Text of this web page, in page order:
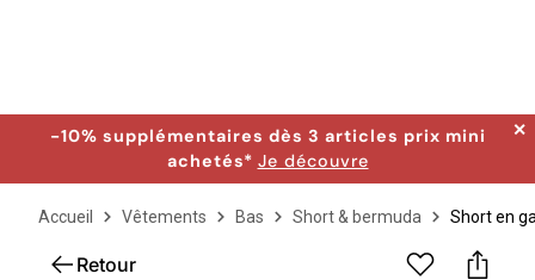
-10% supplémentaires dès 3 articles prix mini
achetés* Je découvre
✕
Accueil Vêtements Bas Short & bermuda Short en
Retour